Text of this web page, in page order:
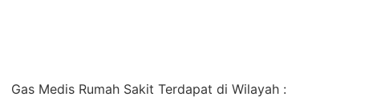
Gas Medis Rumah Sakit Terdapat di Wilayah :